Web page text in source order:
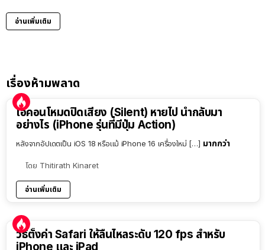
อ่านเพิ่มเติม
เรื่องห้ามพลาด
ไอคอนโหมดปิดเสียง (Silent) หายไป นำกลับมา
อย่างไร (iPhone รุ่นที่มีปุ่ม Action)
หลังจากอัปเดตเป็น iOS 18 หรือแม้ iPhone 16 เครื่องใหม่ […] มากกว่า
โดย Thitirath Kinaret
อ่านเพิ่มเติม
วิธีตั้งค่า Safari ให้ลื่นไหลระดับ 120 fps สำหรับ
iPhone และ iPad